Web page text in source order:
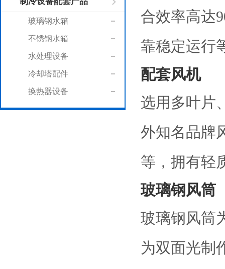
玻璃钢水箱
不锈钢水箱
水处理设备
冷却塔配件
换热器设备
合效率高达
靠稳定运行
配套风机
选用多叶片
外知名品牌
等，拥有轻
玻璃钢风筒
玻璃钢风筒
为双面光制